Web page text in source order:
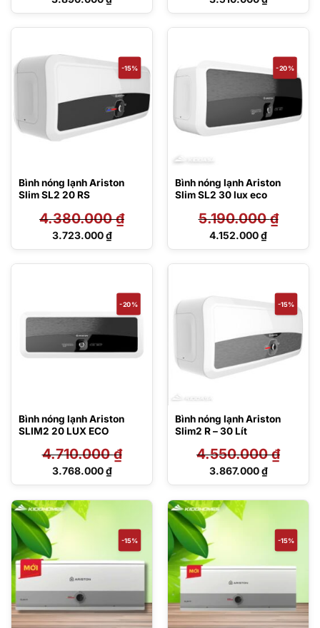
Giá
3.890.000 ₫.
Giá
3.510.000 ₫.
-15%
Bình nóng lạnh Ariston
Slim SL2 20 RS
4.380.000₫
Giá
4.380.000 ₫.
3.723.000₫
Giá
3.723.000 ₫.
-20%
Bình nóng lạnh Ariston
Slim SL2 30 lux eco
5.190.000₫
Giá
5.190.000 ₫.
4.152.000₫
Giá
4.152.000 ₫.
-20%
Bình nóng lạnh Ariston
SLIM2 20 LUX ECO
4.710.000₫
Giá
4.710.000 ₫.
3.768.000₫
Giá
tại
là:
3.768.000 ₫.
-15%
Bình nóng lạnh Ariston
Slim2 R – 30 Lít
4.550.000₫
Giá
4.550.000 ₫.
3.867.000₫
Giá
tại
là:
3.867.000 ₫.
-15% -15%